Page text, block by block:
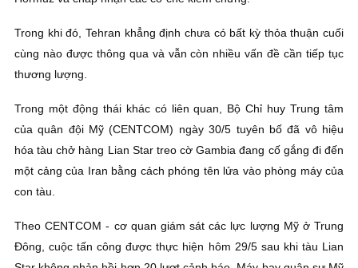
Trong khi đó, Tehran khẳng định chưa có bất kỳ thỏa thuận cuối
cùng nào được thông qua và vẫn còn nhiều vấn đề cần tiếp tục
thương lượng.
Trong một động thái khác có liên quan, Bộ Chỉ huy Trung tâm
của quân đội Mỹ (CENTCOM) ngày 30/5 tuyên bố đã vô hiệu
hóa tàu chở hàng Lian Star treo cờ Gambia đang cố gắng đi đến
một cảng của Iran bằng cách phóng tên lửa vào phòng máy của
con tàu.
Theo CENTCOM - cơ quan giám sát các lực lượng Mỹ ở Trung
Đông, cuộc tấn công được thực hiện hôm 29/5 sau khi tàu Lian